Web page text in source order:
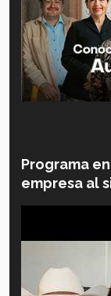
Programa
empresa al